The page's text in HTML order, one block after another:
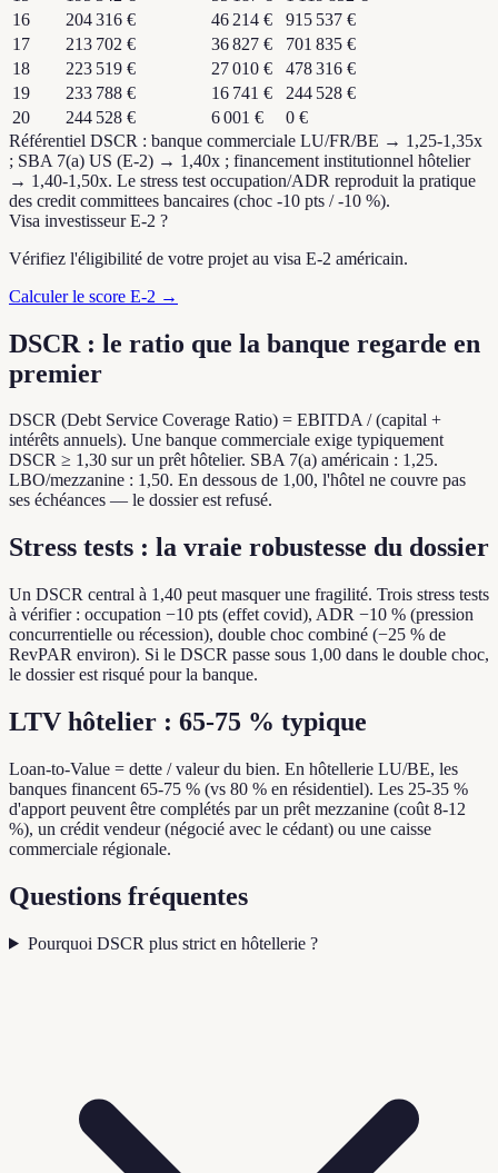
16
204 316 € 46 214 €
915 537 €
17
213 702 € 36 827 €
701 835 €
18
223 519 € 27 010 €
478 316 €
19
233 788 € 16 741 €
244 528 €
20
244 528 € 6 001 €
0 €
Référentiel DSCR : banque commerciale LU/FR/BE → 1,25-1,35x
; SBA 7(a) US (E-2) → 1,40x ; financement institutionnel hôtelier
→ 1,40-1,50x. Le stress test occupation/ADR reproduit la pratique
des credit committees bancaires (choc -10 pts / -10 %).
Visa investisseur E-2 ?
Vérifiez l'éligibilité de votre projet au visa E-2 américain.
Calculer le score E-2 →
DSCR : le ratio que la banque regarde en
premier
DSCR (Debt Service Coverage Ratio) = EBITDA / (capital +
intérêts annuels). Une banque commerciale exige typiquement
DSCR ≥ 1,30 sur un prêt hôtelier. SBA 7(a) américain : 1,25.
LBO/mezzanine : 1,50. En dessous de 1,00, l'hôtel ne couvre pas
ses échéances — le dossier est refusé.
Stress tests : la vraie robustesse du dossier
Un DSCR central à 1,40 peut masquer une fragilité. Trois stress tests
à vérifier : occupation −10 pts (effet covid), ADR −10 % (pression
concurrentielle ou récession), double choc combiné (−25 % de
RevPAR environ). Si le DSCR passe sous 1,00 dans le double choc,
le dossier est risqué pour la banque.
LTV hôtelier : 65-75 % typique
Loan-to-Value = dette / valeur du bien. En hôtellerie LU/BE, les
banques financent 65-75 % (vs 80 % en résidentiel). Les 25-35 %
d'apport peuvent être complétés par un prêt mezzanine (coût 8-12
%), un crédit vendeur (négocié avec le cédant) ou une caisse
commerciale régionale.
Questions fréquentes
Pourquoi DSCR plus strict en hôtellerie ?